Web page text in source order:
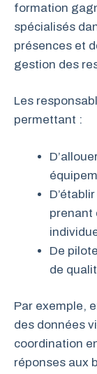
formation
spécialisés
présences et
gestion des
Les
permettant :
prenant
De
de
Par exemple,
des données
coordination
réponses aux